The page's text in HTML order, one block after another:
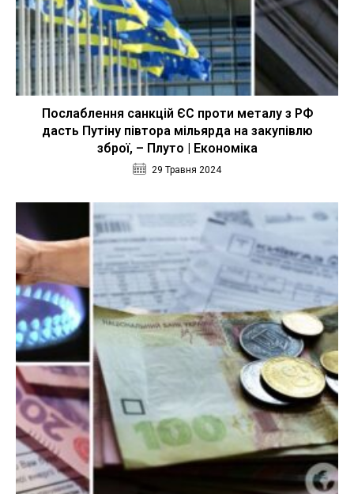
Послаблення санкцій ЄС проти металу з РФ
дасть Путіну півтора мільярда на закупівлю
зброї, – Плуто | Економіка
29 Травня 2024